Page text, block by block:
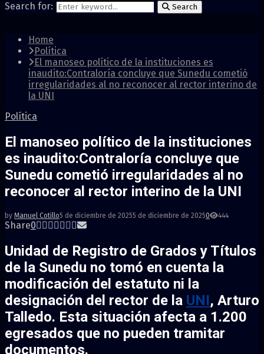
Search for: Search
Home
Política
El manoseo político de la instituciones es
inaudito:Contraloría concluye que Sunedu cometió
irregularidades al no reconocer al rector interino de
la UNI
Política
El manoseo político de la instituciones
es inaudito:Contraloría concluye que
Sunedu cometió irregularidades al no
reconocer al rector interino de la UNI
by Manuel Cotillo5 de diciembre de 20255 de diciembre de 20250 444
Share0
Unidad de Registro de Grados y Títulos
de la Sunedu no tomó en cuenta la
modificación del estatuto ni la
designación del rector de la UNI, Arturo
Talledo. Esta situación afecta a 1.200
egresados que no pueden tramitar
documentos.